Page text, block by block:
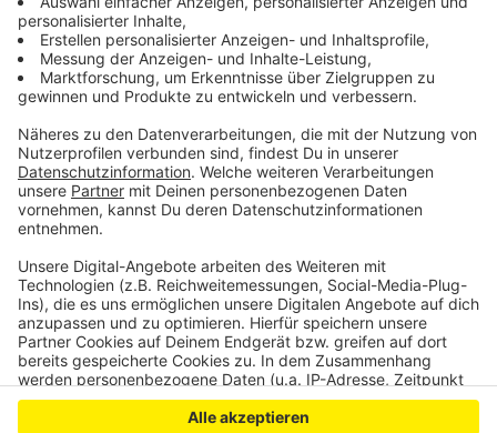
Anzeige
Schwarzfahren bleibt in Leverkusen eine Straftat
Leverkusen: Mehr Transparenz durch
Bürgerbeteiligung
Anzeige
Anzeige